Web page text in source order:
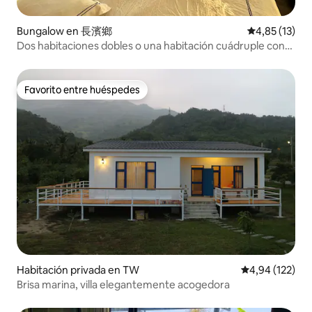
Bungalow en 長濱鄉 Calificación
4,85 (13)
Dos habitaciones dobles o una habitación cuádruple con
bañera, cocina, parrilla, balcón, hamaca. A pocos pasos de
la playa. Se puede estacionar. Se permiten mascotas.
Favorito entre huéspedes
Favorito entre huéspedes
Habitación privada en TW Calificación
4,94 (122)
Brisa marina, villa elegantemente acogedora